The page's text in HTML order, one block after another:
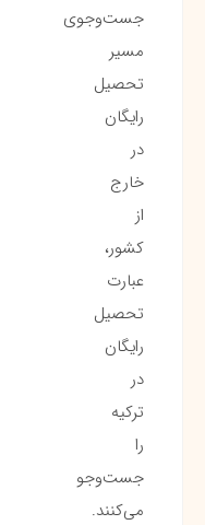
جست‌وجوی
مسیر
تحصیل
رایگان
در
خارج
از
کشور،
عبارت
تحصیل
رایگان
در
ترکیه
را
جست‌وجو
می‌کنند.